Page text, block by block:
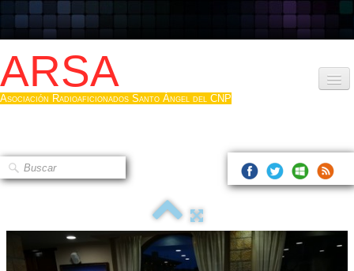
ARSA
Asociación Radioaficionados Santo Ángel del CNP
Que es la ARSA
Hacerse socio
Log diploma en Pdf